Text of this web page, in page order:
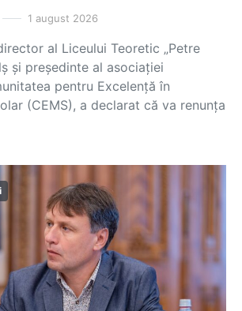
1 august 2026
al Liceului Teoretic „Petre
și președinte al asociației
pentru Excelență în
(CEMS), a declarat că va renunța